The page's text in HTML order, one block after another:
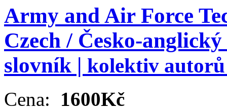
Army and Air Force
Czech / Česko-
slovník | kolektiv
Cena: 1600Kč